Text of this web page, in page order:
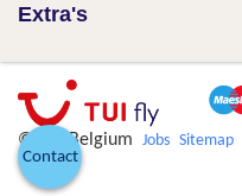
Extra's
© TUI Belgium Jobs Sitemap
Contact